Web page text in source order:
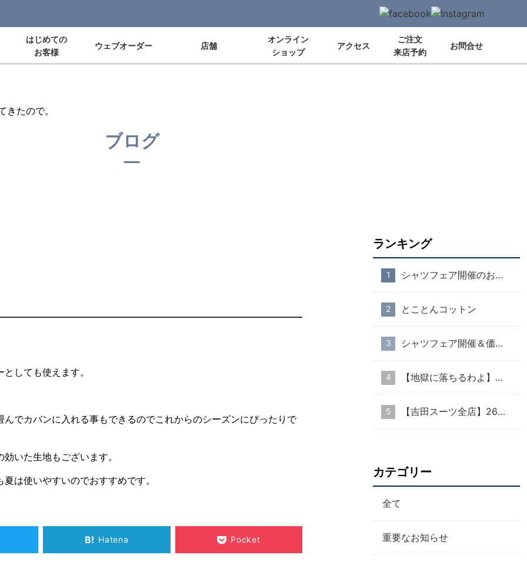
はじめての
お客様
ウェブオーダー 店舗
オンライン
ショップ
アクセス
ご注文
来店予約
お問合せ
きたので。
ブログ
しても使えます。
でカバンに入れる事もできるのでこれからのシーズンにぴったりで
いた生地もございます。
は使いやすいのでおすすめです。
B! Hatena Pocket
ランキング
シャツフェア開催のお知らせ
とことんコットン
シャツフェア開催＆価格改定のお知らせ
【地獄に落ちるわよ】衣装協力のお知らせ
【吉田スーツ全店】26AW入荷生地速報②
カテゴリー
全て
重要なお知らせ